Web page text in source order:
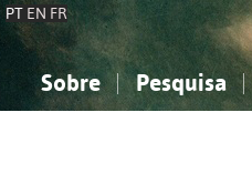
PT EN FR
Sobre Pesquisa